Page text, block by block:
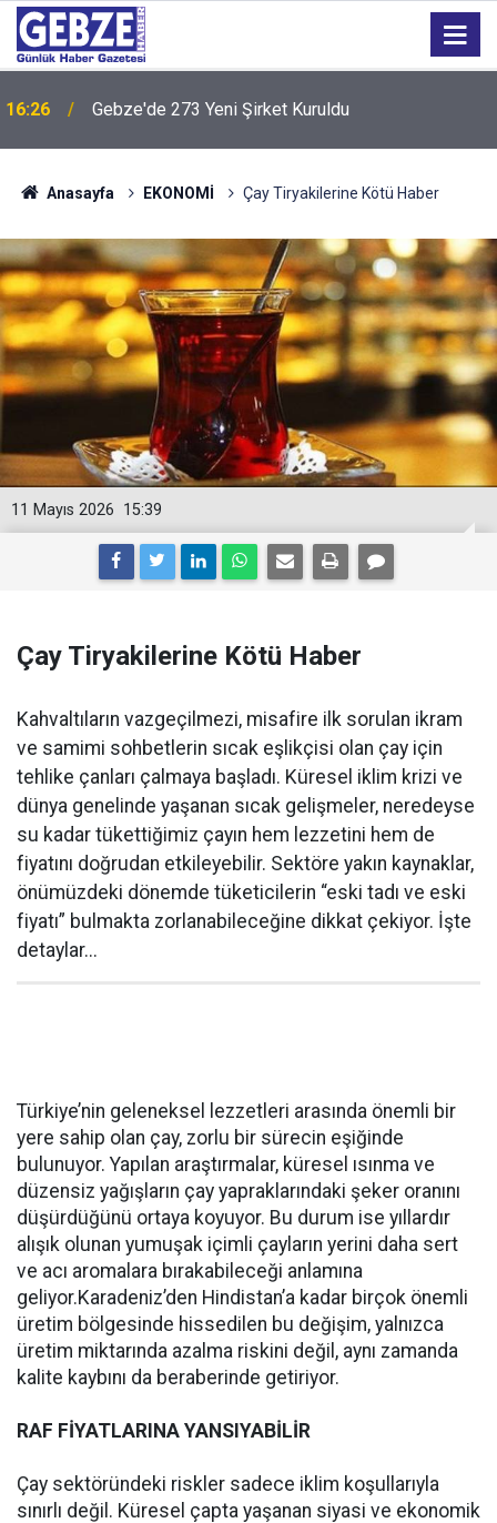
16:26 Gebze'de 273 Yeni Şirket Kuruldu
Anasayfa EKONOMİ Çay Tiryakilerine Kötü Haber
15:39
11 Mayıs 2026
Çay Tiryakilerine Kötü Haber
Kahvaltıların vazgeçilmezi, misafire ilk sorulan ikram
ve samimi sohbetlerin sıcak eşlikçisi olan çay için
tehlike çanları çalmaya başladı. Küresel iklim krizi ve
dünya genelinde yaşanan sıcak gelişmeler, neredeyse
su kadar tükettiğimiz çayın hem lezzetini hem de
fiyatını doğrudan etkileyebilir. Sektöre yakın kaynaklar,
önümüzdeki dönemde tüketicilerin “eski tadı ve eski
fiyatı” bulmakta zorlanabileceğine dikkat çekiyor. İşte
detaylar...
Türkiye’nin geleneksel lezzetleri arasında önemli bir
yere sahip olan çay, zorlu bir sürecin eşiğinde
bulunuyor. Yapılan araştırmalar, küresel ısınma ve
düzensiz yağışların çay yapraklarındaki şeker oranını
düşürdüğünü ortaya koyuyor. Bu durum ise yıllardır
alışık olunan yumuşak içimli çayların yerini daha sert
ve acı aromalara bırakabileceği anlamına
geliyor.Karadeniz’den Hindistan’a kadar birçok önemli
üretim bölgesinde hissedilen bu değişim, yalnızca
üretim miktarında azalma riskini değil, aynı zamanda
kalite kaybını da beraberinde getiriyor.
RAF FİYATLARINA YANSIYABİLİR
Çay sektöründeki riskler sadece iklim koşullarıyla
sınırlı değil. Küresel çapta yaşanan siyasi ve ekonomik